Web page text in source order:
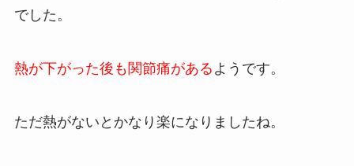
でした。
熱が下がった後も関節痛がある ようです。
ただ熱がないとかなり楽になりましたね。